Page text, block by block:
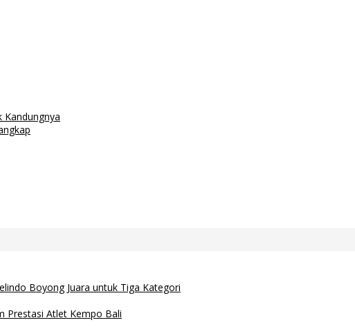
Kandungnya
Boyong Juara untuk Tiga Kategori
Prestasi Atlet Kempo Bali